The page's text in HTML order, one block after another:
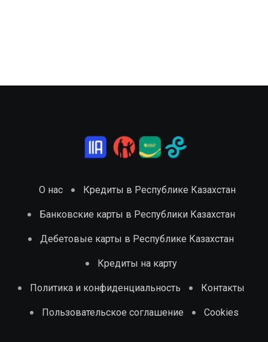
О нас Кредиты в Республике Казахстан
Банковские карты в Республики Казахстан
Дебетовые карты в Республике Казахстан
Кредиты на карту
Политика и конфиденциальность Контакты
Пользовательское соглашение Cookies